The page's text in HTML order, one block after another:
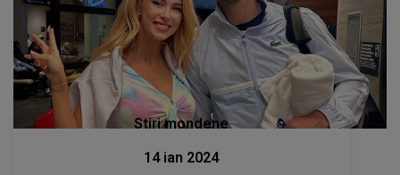
Stiri mondene
14 ian 2024